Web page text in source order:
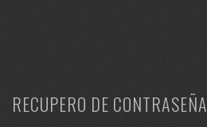
RECUPERO DE CONTRASEÑA